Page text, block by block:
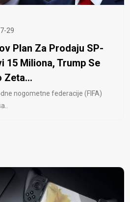
29
Plan Za Prodaju SP-
15 Miliona, Trump Se
Zeta...
nogometne federacije (FIFA)